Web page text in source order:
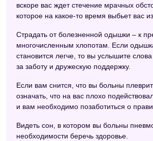
вскоре вас ждет стечение мрачных
которое на какое-то время выбьет вас
Страдать от болезненной одышки – к
многочисленным хлопотам. Если
становится легче, то вы услышите
за заботу и дружескую поддержку.
Если вам снится, что вы больны
означать, что на вас плохо
и вам необходимо позаботиться о
Видеть сон, в котором вы больны
необходимости беречь здоровье.